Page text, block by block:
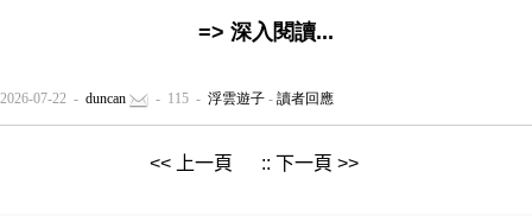
=> 深入閱讀...
2026-07-22 - duncan - 115 - 浮雲遊子 - 讀者回應
<< 上一頁 :: 下一頁 >>